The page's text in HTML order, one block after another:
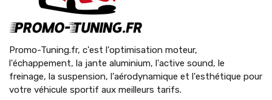
Promo-Tuning.fr, c'est l'optimisation moteur,
l'échappement, la jante aluminium, l'active sound, le
freinage, la suspension, l'aérodynamique et l'esthétique pour
votre véhicule sportif aux meilleurs tarifs.